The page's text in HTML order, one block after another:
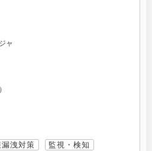
ャ
洩対策 監視・検知